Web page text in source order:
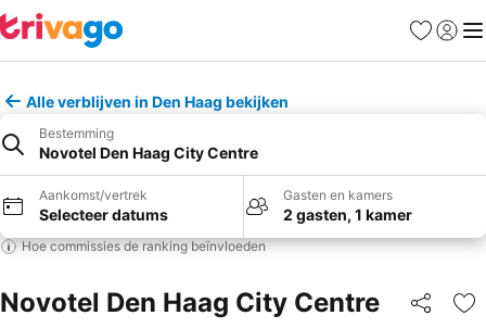
Favorieten
Alle verblijven in Den Haag bekijken
Bestemming
Novotel Den Haag City Centre
Aankomst/vertrek
Selecteer datums
Gasten en kamers
2 gasten, 1 kamer
Hoe commissies de ranking beïnvloeden
Novotel Den Haag City Centre Delen